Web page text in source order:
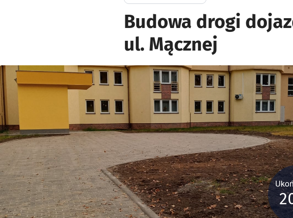
Budowa drogi
ul. Mącznej
Kliknij, aby powiększyć